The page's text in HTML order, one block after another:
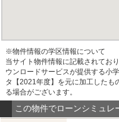
※物件情報の学区情報について
当サイト物件情報に記載されてお
ウンロードサービスが提供する小
タ【2021年度】を元に加工したも
る場合がございます。
この物件でローンシミュレ